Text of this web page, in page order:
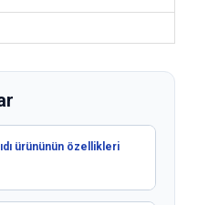
ürününün özellikleri